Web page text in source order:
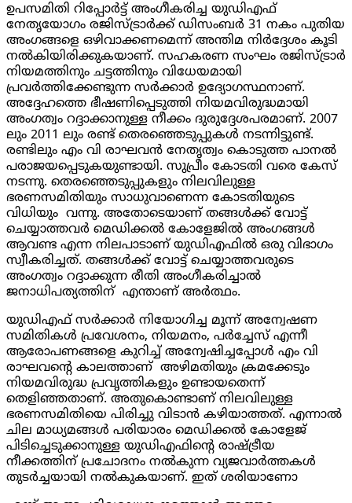
ഉപസമിതി റിപ്പോർട്ട് അംഗീകരിച്ച യുഡിഎഫ്
നേതൃയോഗം രജിസ്ട്രാർക്ക് ഡിസംബർ 31 നകം പുതിയ
അംഗങ്ങളെ ഒഴിവാക്കണമെന്ന് അന്തിമ നിർദ്ദേശം കൂടി
നൽകിയിരിക്കുകയാണ്. സഹകരണ സംഘം രജിസ്ട്രാർ
നിയമത്തിനും ചട്ടത്തിനും വിധേയമായി
പ്രവർത്തിക്കേണ്ടുന്ന സർക്കാർ ഉദ്യോഗസ്ഥനാണ്.
അദ്ദേഹത്തെ ഭീഷണിപ്പെടുത്തി നിയമവിരുദ്ധമായി
അംഗത്വം റദ്ദാക്കാനുള്ള നീക്കം ദുരുദ്ദേശപരമാണ്. 2007
ലും 2011 ലും രണ്ട് തെരഞ്ഞെടുപ്പുകൾ നടന്നിട്ടുണ്ട്.
രണ്ടിലും എം വി രാഘവൻ നേതൃത്വം കൊടുത്ത പാനൽ
പരാജയപ്പെടുകയുണ്ടായി. സുപ്രീം കോടതി വരെ കേസ്
നടന്നു. തെരഞ്ഞെടുപ്പുകളും നിലവിലുള്ള
ഭരണസമിതിയും സാധുവാണെന്ന കോടതിയുടെ
വിധിയും വന്നു. അതോടെയാണ് തങ്ങൾക്ക് വോട്ട്
ചെയ്യാത്തവർ മെഡിക്കൽ കോളേജിൽ അംഗങ്ങൾ
ആവണ്ട എന്ന നിലപാടാണ് യുഡിഎഫിൽ ഒരു വിഭാഗം
സ്വീകരിച്ചത്. തങ്ങൾക്ക് വോട്ട് ചെയ്യാത്തവരുടെ
അംഗത്വം റദ്ദാക്കുന്ന രീതി അംഗീകരിച്ചാൽ
ജനാധിപത്യത്തിന് എന്താണ് അർത്ഥം.
യുഡിഎഫ് സർക്കാർ നിയോഗിച്ച മൂന്ന് അന്വേഷണ
സമിതികൾ പ്രവേശനം, നിയമനം, പർച്ചേസ് എന്നീ
ആരോപണങ്ങളെ കുറിച്ച് അന്വേഷിച്ചപ്പോൾ എം വി
രാഘവന്റെ കാലത്താണ് അഴിമതിയും ക്രമക്കേടും
നിയമവിരുദ്ധ പ്രവൃത്തികളും ഉണ്ടായതെന്ന്
തെളിഞ്ഞതാണ്. അതുകൊണ്ടാണ് നിലവിലുള്ള
ഭരണസമിതിയെ പിരിച്ചു വിടാൻ കഴിയാത്തത്. എന്നാൽ
ചില മാധ്യമങ്ങൾ പരിയാരം മെഡിക്കൽ കോളേജ്
പിടിച്ചെടുക്കാനുള്ള യുഡിഎഫിന്റെ രാഷ്ട്രീയ
നീക്കത്തിന് പ്രചോദനം നൽകുന്ന വ്യജവാർത്തകൾ
തുടർച്ചയായി നൽകുകയാണ്. ഇത് ശരിയാണോ